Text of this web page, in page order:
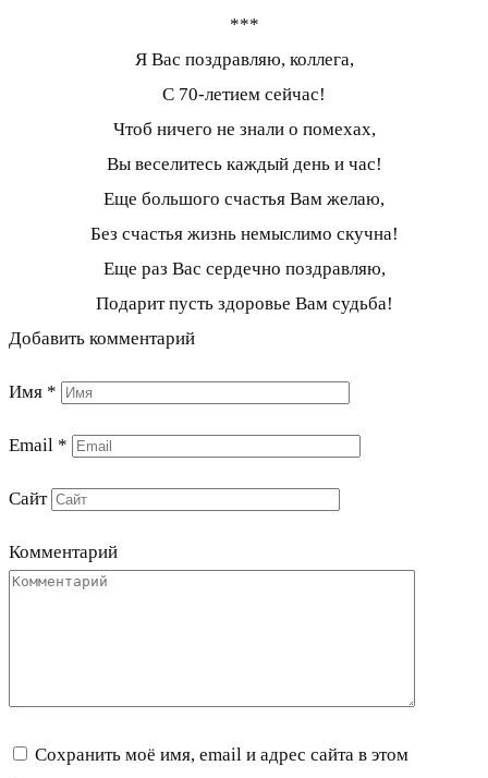
***
Я Вас поздравляю, коллега,
С 70-летием сейчас!
Чтоб ничего не знали о помехах,
Вы веселитесь каждый день и час!
Еще большого счастья Вам желаю,
Без счастья жизнь немыслимо скучна!
Еще раз Вас сердечно поздравляю,
Подарит пусть здоровье Вам судьба!
Добавить комментарий
Имя *
Email *
Сайт
Комментарий
Сохранить моё имя, email и адрес сайта в этом